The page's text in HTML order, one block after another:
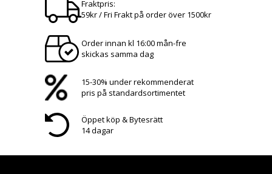
Fraktpris:
59kr / Fri Frakt på order över 1500kr
Order innan kl 16:00 mån-fre
skickas samma dag
15-30% under rekommenderat
pris på standardsortimentet
Öppet köp & Bytesrätt
14 dagar